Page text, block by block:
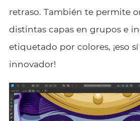
retraso. También te permite
distintas capas en grupos e
etiquetado por colores, ¡eso
innovador!